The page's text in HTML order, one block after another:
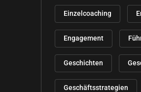
Einzelcoaching
Engagement
Geschichten
Geschäftsstrategien